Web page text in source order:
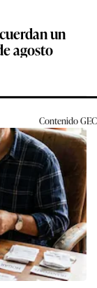
un
agosto
ContenidoGEC